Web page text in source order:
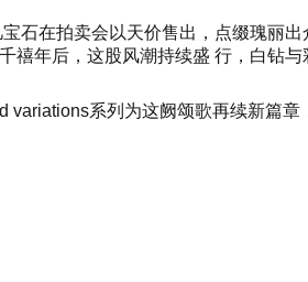
石在拍卖会以天价售出，点缀瑰丽
禧年后，这股风潮持续盛 行，白钻
variations系列为这阙颂歌再续新篇